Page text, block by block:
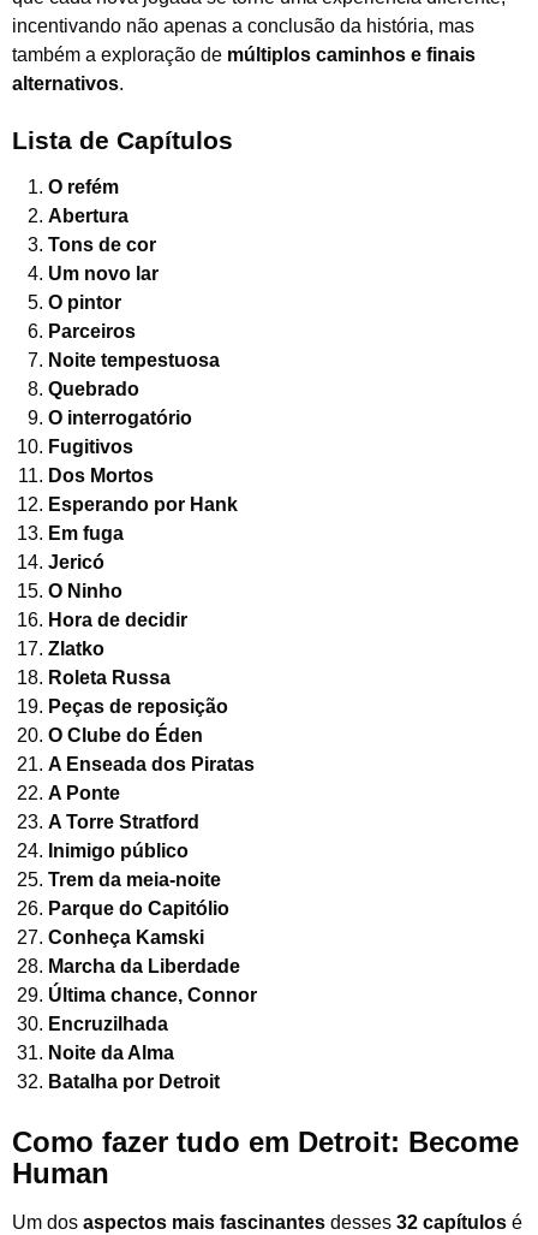
incentivando não apenas a conclusão da história, mas
também a exploração de múltiplos caminhos e finais
alternativos.
Lista de Capítulos
O refém
Abertura
Tons de cor
Um novo lar
O pintor
Parceiros
Noite tempestuosa
Quebrado
O interrogatório
Fugitivos
Dos Mortos
Esperando por Hank
Em fuga
Jericó
O Ninho
Hora de decidir
Zlatko
Roleta Russa
Peças de reposição
O Clube do Éden
A Enseada dos Piratas
A Ponte
A Torre Stratford
Inimigo público
Trem da meia-noite
Parque do Capitólio
Conheça Kamski
Marcha da Liberdade
Última chance, Connor
Encruzilhada
Noite da Alma
Batalha por Detroit
Como fazer tudo em Detroit: Become
Human
Um dos aspectos mais fascinantes desses 32 capítulos é